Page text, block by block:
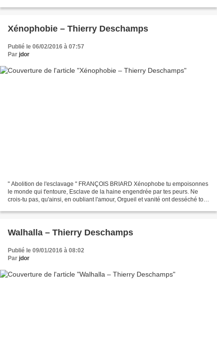
Xénophobie – Thierry Deschamps
Publié le 06/02/2016 à 07:57
Par jdor
" Abolition de l'esclavage " FRANÇOIS BRIARD Xénophobe tu empoisonnes
le monde qui t'entoure, Esclave de la haine engendrée par tes peurs. Ne
crois-tu pas, qu'ainsi, en oubliant l'amour, Orgueil et vanité ont desséché ton
Walhalla – Thierry Deschamps
Publié le 09/01/2016 à 08:02
Par jdor